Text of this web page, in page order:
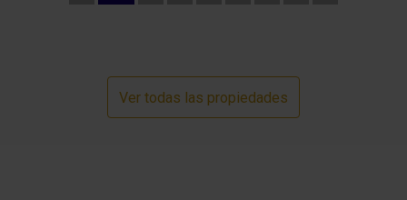
Ver todas las propiedades